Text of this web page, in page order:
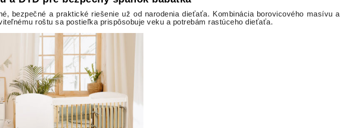
bezpečné a praktické riešenie už od narodenia dieťaťa. Kombinácia borovicového masívu a
roštu sa postieľka prispôsobuje veku a potrebám rastúceho dieťaťa.